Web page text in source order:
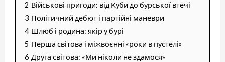
2 Військові пригоди: від Куби до бурської втечі
3 Політичний дебют і партійні маневри
4 Шлюб і родина: якір у бурі
5 Перша світова і міжвоєнні «роки в пустелі»
6 Друга світова: «Ми ніколи не здамося»